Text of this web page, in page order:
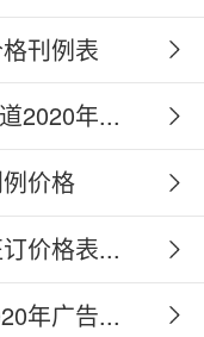
刊例表
2020年...
价格
价格表...
年广告...